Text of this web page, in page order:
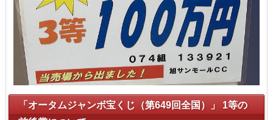
「オータムジャンボ宝くじ（第649回全国）」 1等の